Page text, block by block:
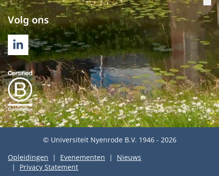
Volg ons
LINKEDIN
© Universiteit Nyenrode B.V. 1946 - 2026
Opleidingen
Evenementen
Nieuws
Privacy Statement